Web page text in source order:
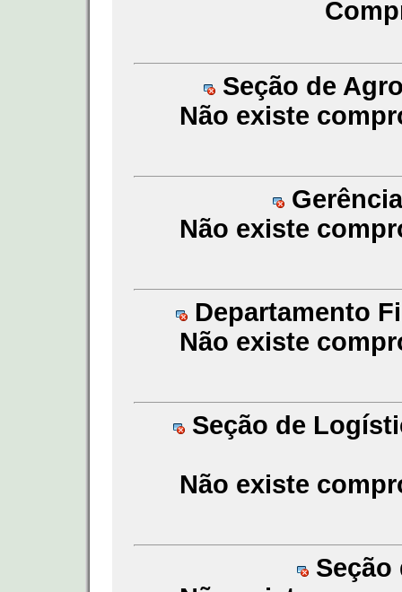
Seção de
Não existe
Não existe
Departamento
Não existe
Seção de
Não existe
Seção